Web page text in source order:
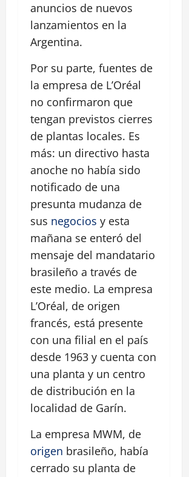
anuncios de nuevos
lanzamientos en la
Argentina.
Por su parte, fuentes de
la empresa de L’Oréal
no confirmaron que
tengan previstos cierres
de plantas locales. Es
más: un directivo hasta
anoche no había sido
notificado de una
presunta mudanza de
sus negocios y esta
mañana se enteró del
mensaje del mandatario
brasileño a través de
este medio. La empresa
L’Oréal, de origen
francés, está presente
con una filial en el país
desde 1963 y cuenta con
una planta y un centro
de distribución en la
localidad de Garín.
La empresa MWM, de
origen brasileño, había
cerrado su planta de